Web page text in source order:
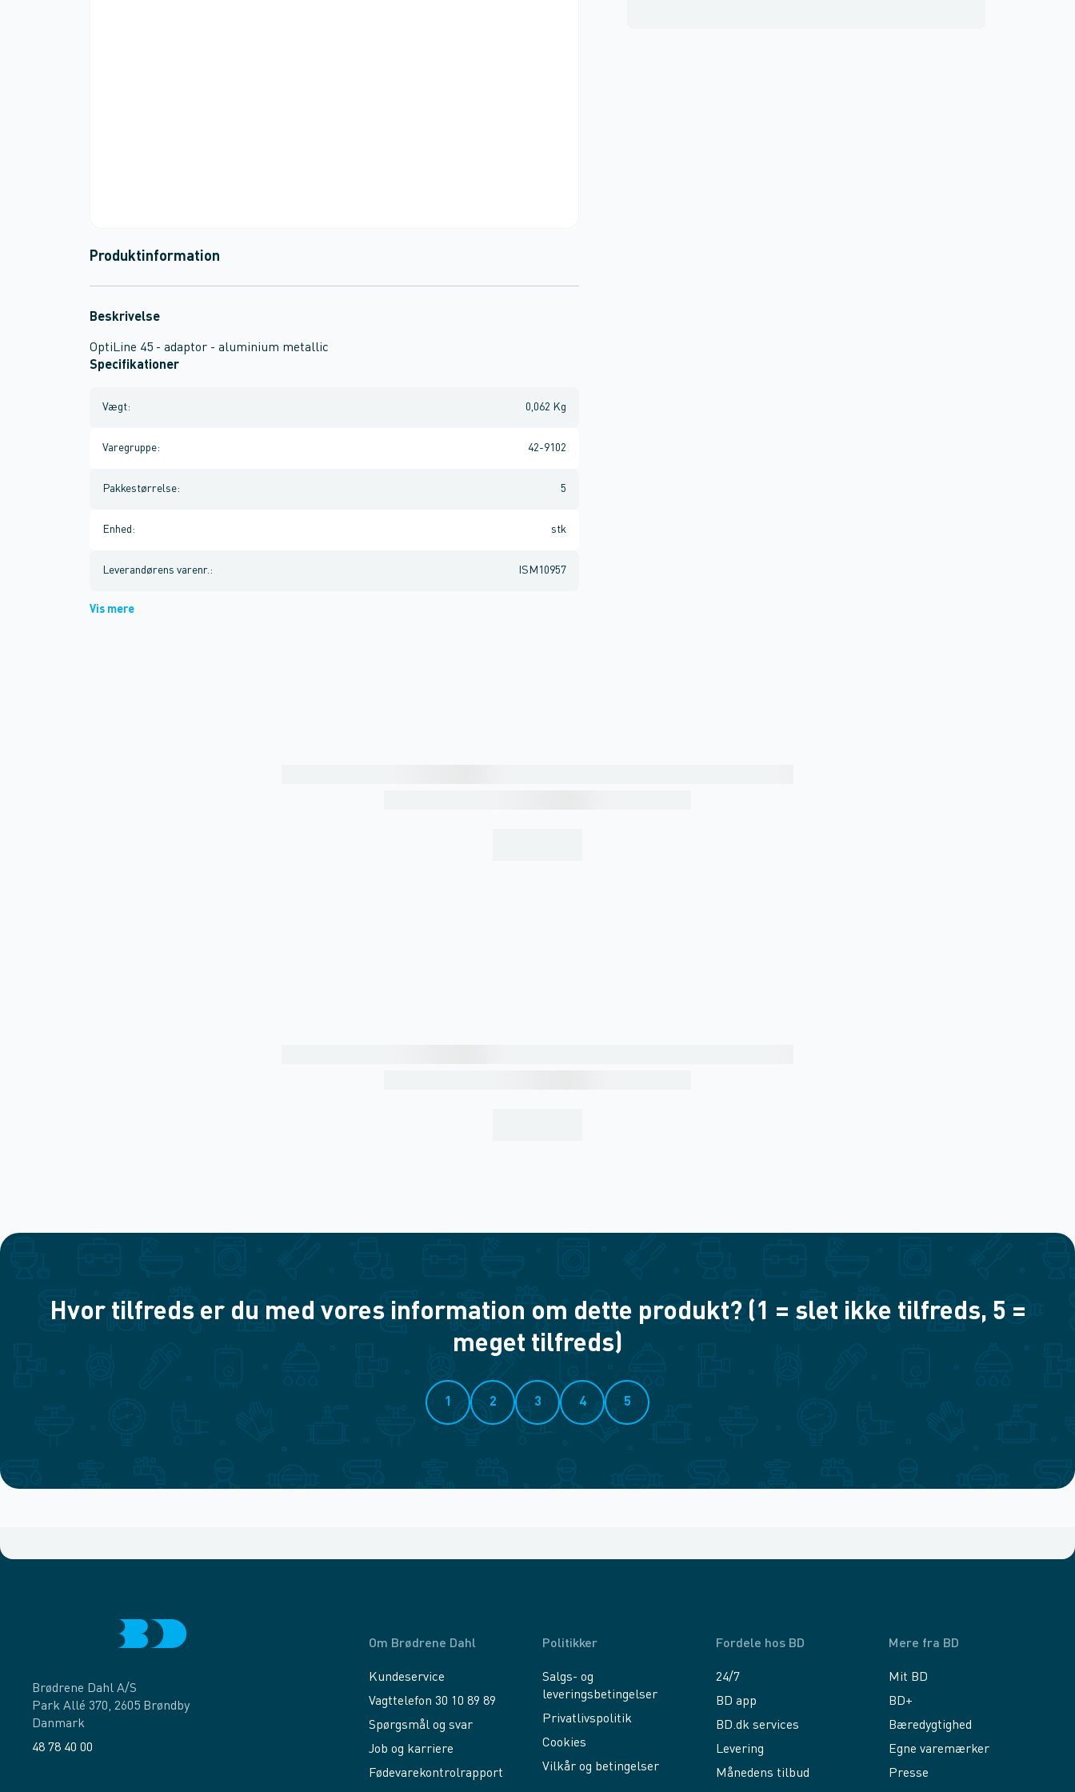
Produktinformation
Beskrivelse
OptiLine 45 - adaptor - aluminium metallic
Specifikationer
Vægt: 0,062 Kg
Varegruppe: 42-9102
Pakkestørrelse: 5
Enhed : stk
Leverandørens varenr. : ISM10957
Vis mere
Hvor tilfreds er du med vores information om dette produkt? (1 = slet ikke tilfreds, 5 =
meget tilfreds)
1 2 3 4 5
Brødrene Dahl A/S
Park Allé 370, 2605 Brøndby
Danmark
48 78 40 00
Om Brødrene Dahl
Kundeservice
Vagttelefon 30 10 89 89
Spørgsmål og svar
Job og karriere
Fødevarekontrolrapport
Politikker
Salgs- og
leveringsbetingelser
Privatlivspolitik
Cookies
Vilkår og betingelser
Fordele hos BD
24/7
BD app
BD.dk services
Levering
Månedens tilbud
Mere fra BD
Mit BD
BD+
Bæredygtighed
Egne varemærker
Presse